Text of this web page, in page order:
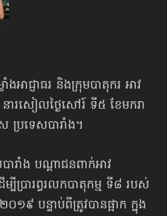
ាំងអាជ្ញាធរ និងក្រុមបាតុករ អាវ
រសៀលថ្ងៃសៅរ៍ ទី៥ ខែមករា
ស ប្រទេសបារាំង។
រាំង បណ្ដាជនពាក់អាវ
បីប្រារព្ធរលកបាតុកម្ម ទី៨ របស់
១៩ បន្ទាប់ពីត្រូវបានផ្អាក ក្នុង